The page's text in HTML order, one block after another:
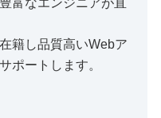
富なエンジニアが直
籍し品質高いWebア
ポートします。